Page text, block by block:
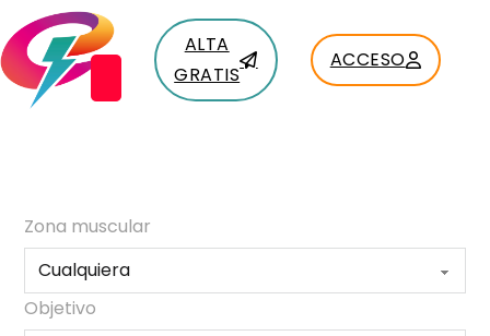
ALTA
GRATIS
ACCESO
Zona muscular
Objetivo